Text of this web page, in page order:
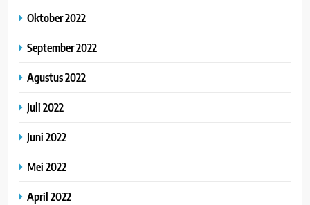
Oktober 2022
September 2022
Agustus 2022
Juli 2022
Juni 2022
Mei 2022
April 2022